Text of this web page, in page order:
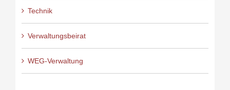
Technik
Verwaltungsbeirat
WEG-Verwaltung